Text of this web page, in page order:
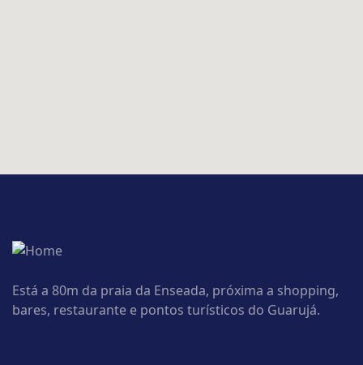
Está a 80m da praia da Enseada, próxima a shopping,
bares, restaurante e pontos turísticos do Guarujá.